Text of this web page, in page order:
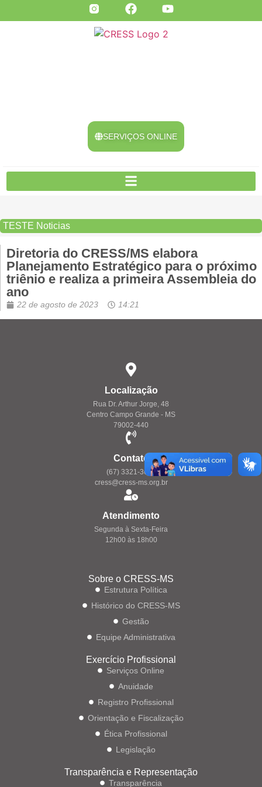
SERVIÇOS ONLINE
TESTE Noticias
Diretoria do CRESS/MS elabora
Planejamento Estratégico para o próximo
triênio e realiza a primeira Assembleia do
ano
22 de agosto de 2023 14:21
Localização
Rua Dr. Arthur Jorge, 48
Centro Campo Grande - MS
79002-440
Contato
(67) 3321-3657
cress@cress-ms.org.br
Atendimento
Segunda à Sexta-Feira
12h00 às 18h00
Sobre o CRESS-MS
Estrutura Política
Histórico do CRESS-MS
Gestão
Equipe Administrativa
Exercício Profissional
Serviços Online
Anuidade
Registro Profissional
Orientação e Fiscalização
Ética Profissional
Legislação
Transparência e Representação
Transparência